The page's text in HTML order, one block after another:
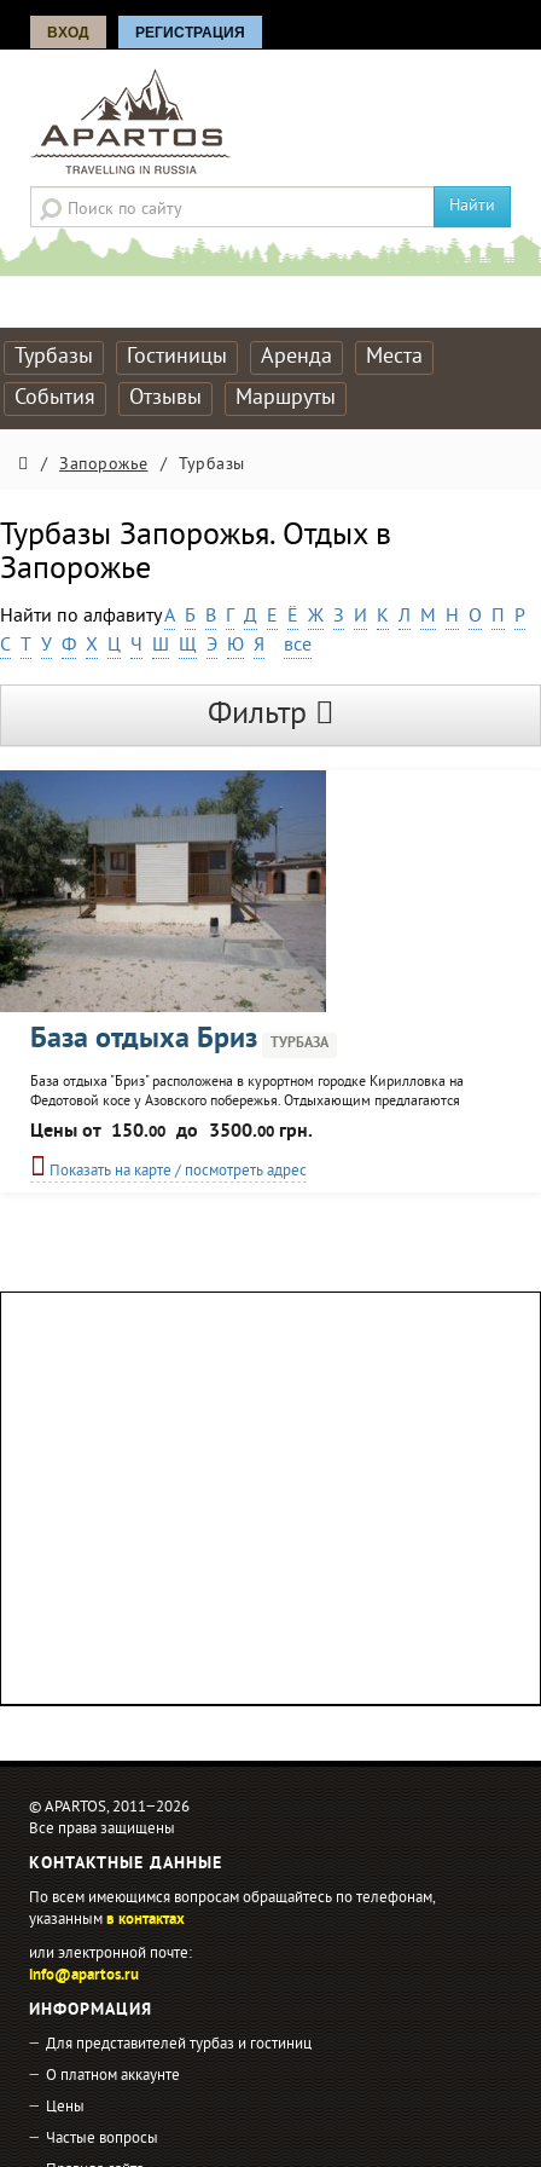
ВХОД РЕГИСТРАЦИЯ
Найти
Турбазы Гостиницы Аренда
Места
События
Отзывы Маршруты
/ Запорожье / Турбазы
Турбазы Запорожья. Отдых в
Запорожье
Найти по алфавитуА Б В Г Д Е Ё Ж З И К Л М Н О П Р
С Т У Ф Х Ц Ч Ш Щ Э Ю Я все
Фильтр
База отдыха Бриз ТУРБАЗА
База отдыха "Бриз" расположена в курортном городке Кирилловка на
Федотовой косе у Азовского побережья. Отдыхающим предлагаются
различные варианты размещения, включая отдельные домики и
апартаменты. Во всех номерах - полные удобства, кухонные
принадлежности, кондиционеры. К услугам гостей кафе и бар, интернет-
салон, бильярд, аттракционы и развлекательные программы, прокат
Цены от 150.00 до 3500.00 грн.
Показать на карте / посмотреть адрес
© APARTOS, 2011−2026
Все права защищены
КОНТАКТНЫЕ ДАННЫЕ
По всем имеющимся вопросам обращайтесь по телефонам,
указаннымв контактах
или электронной почте:
info@apartos.ru
ИНФОРМАЦИЯ
Для представителей турбаз и гостиниц
О платном аккаунте
Цены
Частые вопросы